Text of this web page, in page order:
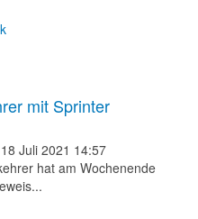
mit Sprinter
Juli 2021 14:57
hat am Wochenende